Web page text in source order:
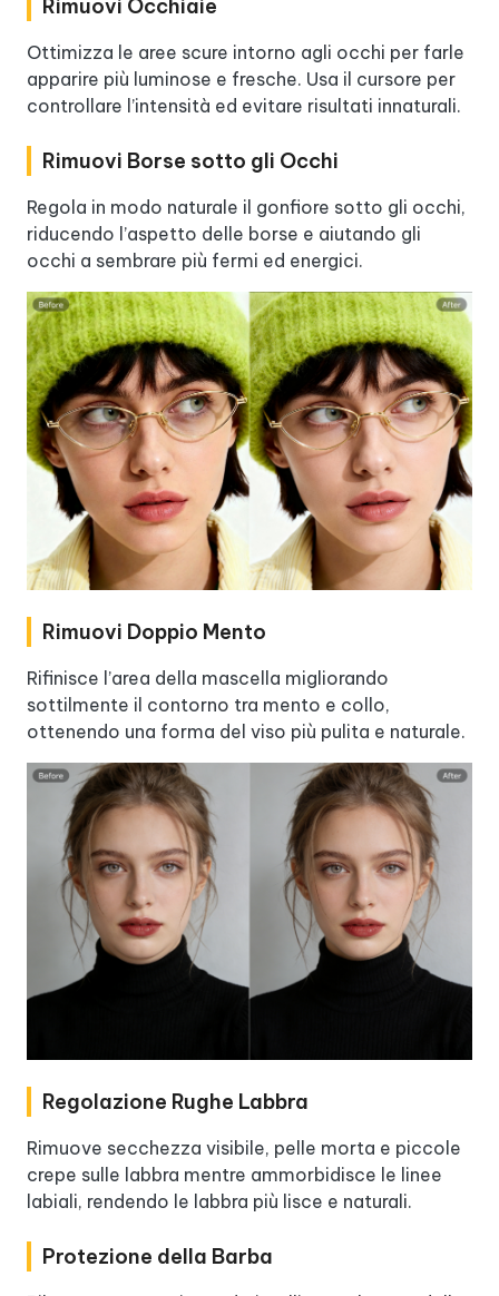
Rimuovi Occhiaie
Ottimizza le aree scure intorno agli occhi per farle
apparire più luminose e fresche. Usa il cursore per
controllare l’intensità ed evitare risultati innaturali.
Rimuovi Borse sotto gli Occhi
Regola in modo naturale il gonfiore sotto gli occhi,
riducendo l’aspetto delle borse e aiutando gli
occhi a sembrare più fermi ed energici.
Rimuovi Doppio Mento
Rifinisce l’area della mascella migliorando
sottilmente il contorno tra mento e collo,
ottenendo una forma del viso più pulita e naturale.
Regolazione Rughe Labbra
Rimuove secchezza visibile, pelle morta e piccole
crepe sulle labbra mentre ammorbidisce le linee
labiali, rendendo le labbra più lisce e naturali.
Protezione della Barba